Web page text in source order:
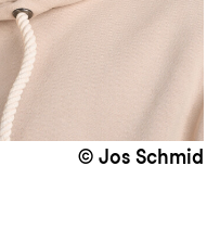
© Jos Schmid